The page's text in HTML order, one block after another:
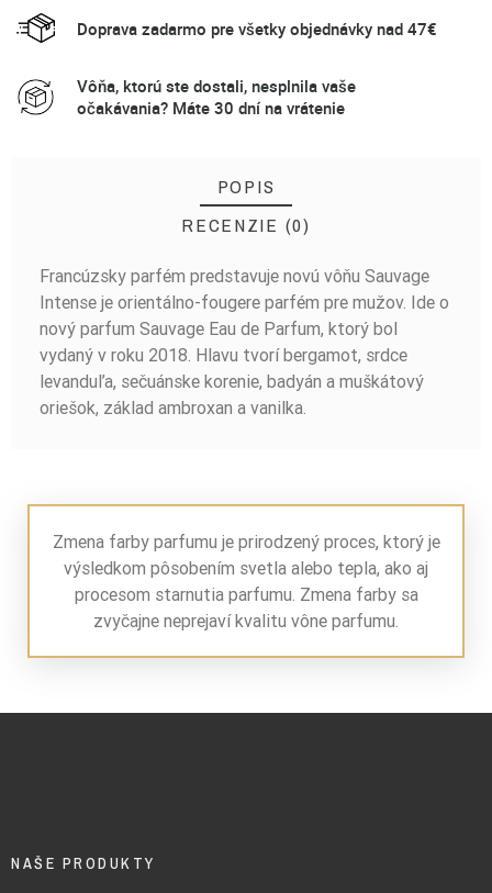
Doprava zadarmo pre všetky objednávky nad 47€
Vôňa, ktorú ste dostali, nesplnila vaše
očakávania? Máte 30 dní na vrátenie
POPIS
RECENZIE (0)
Francúzsky parfém predstavuje novú vôňu Sauvage
Intense je orientálno-fougere parfém pre mužov. Ide o
nový parfum Sauvage Eau de Parfum, ktorý bol
vydaný v roku 2018. Hlavu tvorí bergamot, srdce
levanduľa, sečuánske korenie, badyán a muškátový
oriešok, základ ambroxan a vanilka.
BUĎTE PRVÝ, KTO NAPÍŠE RECENZIU!
Zmena farby parfumu je prirodzený proces, ktorý je
výsledkom pôsobením svetla alebo tepla, ako aj
procesom starnutia parfumu. Zmena farby sa
zvyčajne neprejaví kvalitu vône parfumu.
NAŠE PRODUKTY